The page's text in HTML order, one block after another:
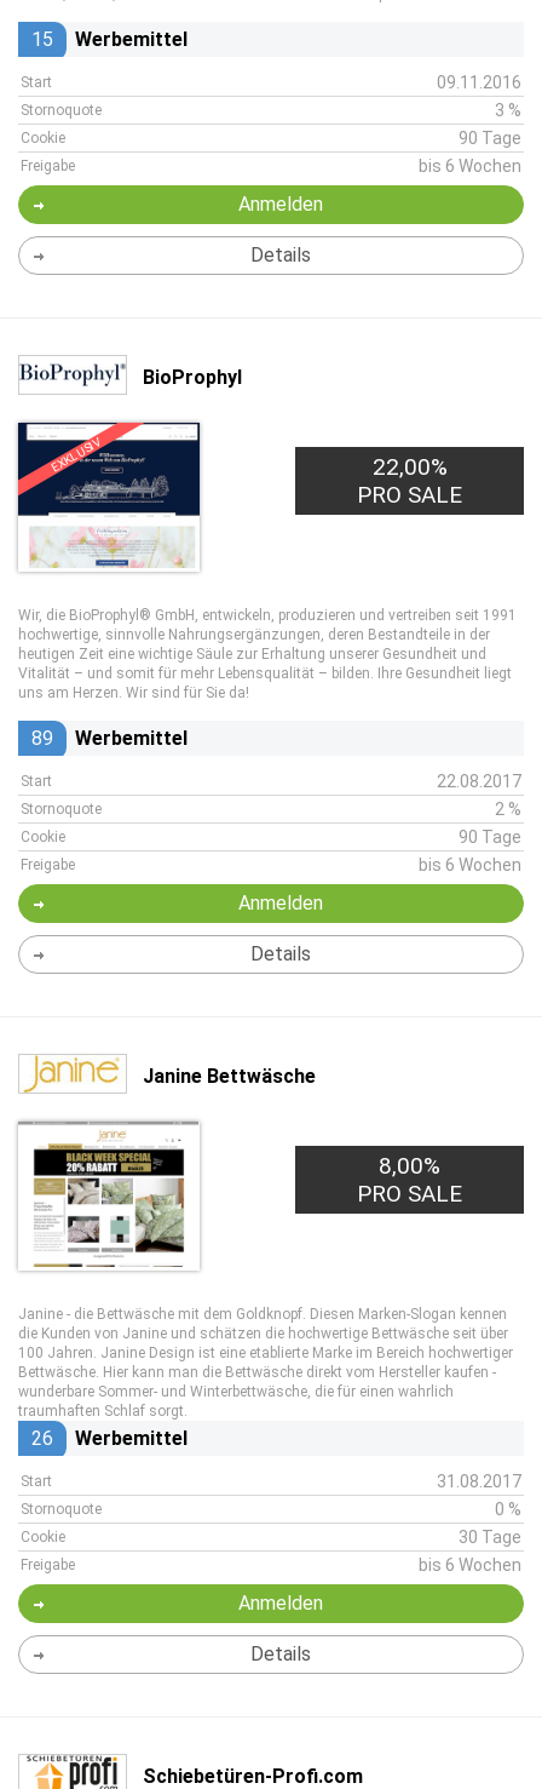
15 Werbemittel
Start 09.11.2016
Stornoquote 3 %
Cookie 90 Tage
Freigabe bis 6 Wochen
Anmelden
Details
BioProphyl
EXKLUSIV
22,00%
PRO SALE
Wir, die BioProphyl® GmbH, entwickeln, produzieren und vertreiben seit 1991
hochwertige, sinnvolle Nahrungsergänzungen, deren Bestandteile in der
heutigen Zeit eine wichtige Säule zur Erhaltung unserer Gesundheit und
Vitalität – und somit für mehr Lebensqualität – bilden. Ihre Gesundheit liegt
uns am Herzen. Wir sind für Sie da!
89 Werbemittel
Start 22.08.2017
Stornoquote 2 %
Cookie 90 Tage
Freigabe bis 6 Wochen
Anmelden
Details
Janine Bettwäsche
8,00%
PRO SALE
Janine - die Bettwäsche mit dem Goldknopf. Diesen Marken-Slogan kennen
die Kunden von Janine und schätzen die hochwertige Bettwäsche seit über
100 Jahren. Janine Design ist eine etablierte Marke im Bereich hochwertiger
Bettwäsche. Hier kann man die Bettwäsche direkt vom Hersteller kaufen -
wunderbare Sommer- und Winterbettwäsche, die für einen wahrlich
traumhaften Schlaf sorgt.
26 Werbemittel
Start 31.08.2017
Stornoquote 0 %
Cookie 30 Tage
Freigabe bis 6 Wochen
Anmelden
Details
Schiebetüren-Profi.com